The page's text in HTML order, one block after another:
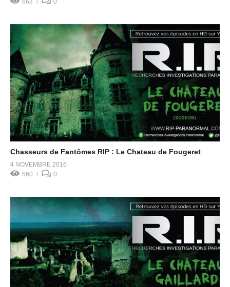
Chasseurs de Fantômes RIP : Le Chateau de Fougeret
4 NOVEMBRE 2016
560
0